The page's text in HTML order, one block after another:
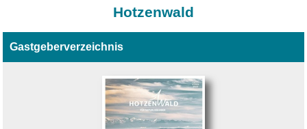
Hotzenwald
Gastgeberverzeichnis